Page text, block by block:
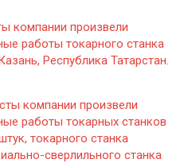
компании произвели
работы токарного станка
Республика Татарстан.
компании произвели
работы токарных станков
токарного станка
сверлильного станка